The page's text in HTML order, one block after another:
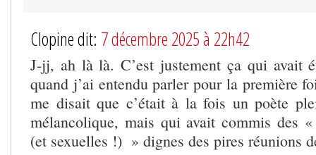
Clopine dit: 7 décembre 2025 à 22h42
J-jj, ah là là. C’est justement ça qui avait
quand j’ai entendu parler pour la première
me disait que c’était à la fois un poète
mélancolique, mais qui avait commis des «
(et sexuelles !) » dignes des pires réunions